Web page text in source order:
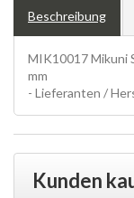
Beschreibung
MIK10017 Mikuni
mm
- Lieferanten /
Kunden